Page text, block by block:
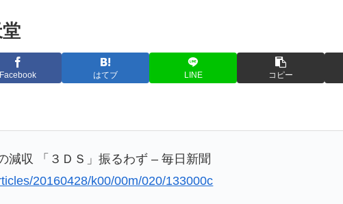
Facebook はてブ LINE コピー
減収 「３ＤＳ」振るわず – 毎日新聞
20160428/k00/00m/020/133000c